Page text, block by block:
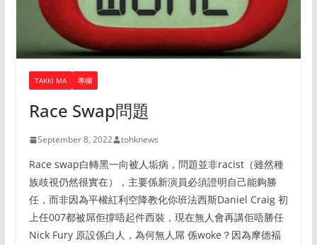
TAKKI MA 專欄
Race Swap問題
September 8, 2022 tohknews
Race swap白轉黑一向被人垢病，問題並非racist（雖然種
族歧視仍然很實在），主要係新演員必須證明自己能夠勝
任，而非因為平權紅利空降教化你班法西斯Daniel Craig 初
上任007都被屌佢撐唔起件西裝，現在無人會再講佢唔勝任
Nick Fury 原設係白人，為何無人屌 係woke？因為摩德褔